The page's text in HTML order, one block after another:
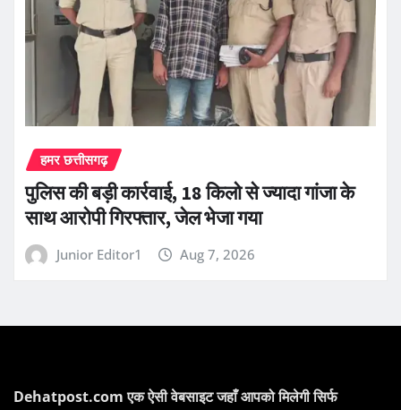
हमर छत्तीसगढ़
पुलिस की बड़ी कार्रवाई, 18 किलो से ज्यादा गांजा के
साथ आरोपी गिरफ्तार, जेल भेजा गया
Junior Editor1 Aug 7, 2026
Dehatpost.com एक ऐसी वेबसाइट जहाँ आपको मिलेगी सिर्फ